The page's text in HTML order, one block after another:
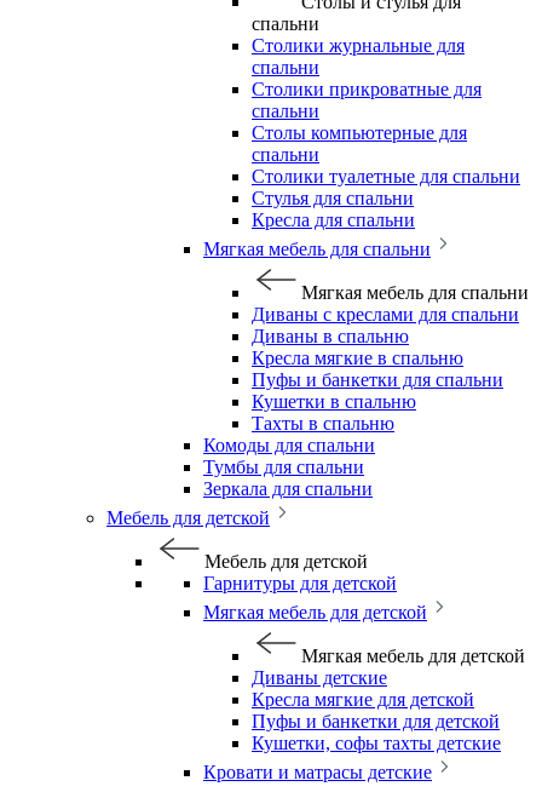
спальни
Столики журнальные для
спальни
Столики прикроватные для
спальни
Столы компьютерные для
спальни
Столики туалетные для спальни
Стулья для спальни
Кресла для спальни
Мягкая мебель для спальни
Мягкая мебель для спальни
Диваны с креслами для спальни
Диваны в спальню
Кресла мягкие в спальню
Пуфы и банкетки для спальни
Кушетки в спальню
Тахты в спальню
Комоды для спальни
Тумбы для спальни
Зеркала для спальни
Мебель для детской
Мебель для детской
Гарнитуры для детской
Мягкая мебель для детской
Мягкая мебель для детской
Диваны детские
Кресла мягкие для детской
Пуфы и банкетки для детской
Кушетки, софы тахты детские
Кровати и матрасы детские